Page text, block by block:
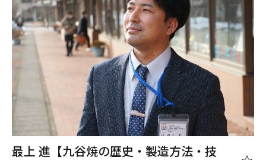
最上 進【九谷焼の歴史・製造方法・技